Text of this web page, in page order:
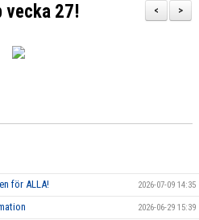
>
<
vecka 27!
för ALLA! 2026-07-09 14:35
2026-06-29 15:39